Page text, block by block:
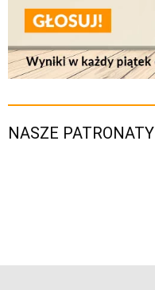
NASZE PATRONATY